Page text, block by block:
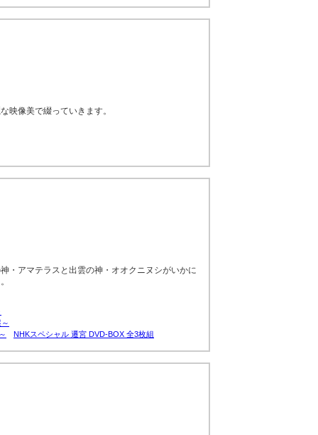
映像美で綴っていきます。
・アマテラスと出雲の神・オオクニヌシがいかに
NHKスペシャル 遷宮 DVD-BOX 全3枚組